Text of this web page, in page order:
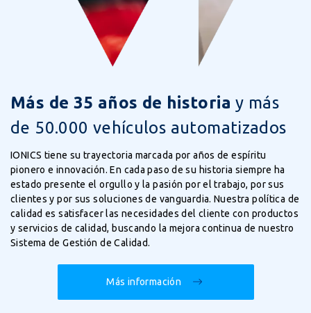
Más de 35 años de historia y más
de 50.000 vehículos automatizados
IONICS tiene su trayectoria marcada por años de espíritu
pionero e innovación. En cada paso de su historia siempre ha
estado presente el orgullo y la pasión por el trabajo, por sus
clientes y por sus soluciones de vanguardia. Nuestra política de
calidad es satisfacer las necesidades del cliente con productos
y servicios de calidad, buscando la mejora continua de nuestro
Sistema de Gestión de Calidad.
Más información